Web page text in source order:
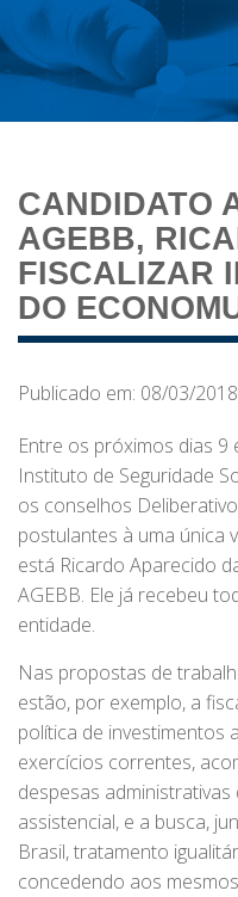
CANDIDATO
AGEBB,
FISCALIZAR
DO
Publicado em: 08/03/2018
Entre os próximos dias 9
Instituto de Seguridade
os conselhos
postulantes à uma única
está Ricardo Aparecido
AGEBB. Ele já recebeu
entidade.
Nas propostas de
estão, por exemplo, a
política de investimentos
exercícios correntes,
despesas
assistencial, e a busca,
Brasil, tratamento
concedendo aos